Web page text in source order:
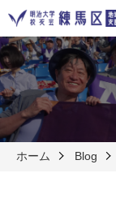
ホーム Blog